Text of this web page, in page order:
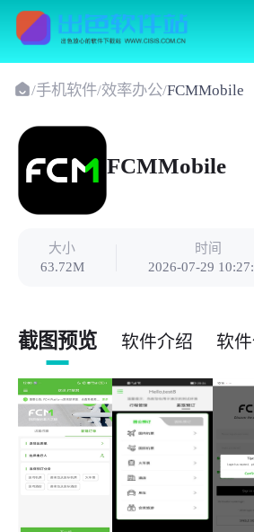
/手机软件/效率办公/FCMMobile
FCMMobile
大小
63.72M
时间
2026-07-29
截图预览 软件介绍 软